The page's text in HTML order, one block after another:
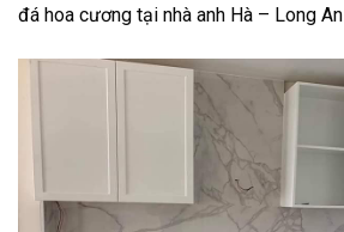
đá hoa cương tại nhà anh Hà – Long An